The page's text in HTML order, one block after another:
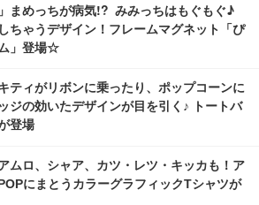
」まめっちが病気!? みみっちはもぐもぐ♪
ちゃうデザイン！フレームマグネット「ぴ
」登場☆
ティがリボンに乗ったり、ポップコーンに
ジの効いたデザインが目を引く♪ トートバ
登場
ムロ、シャア、カツ・レツ・キッカも！ア
にまとうカラーグラフィックTシャツが